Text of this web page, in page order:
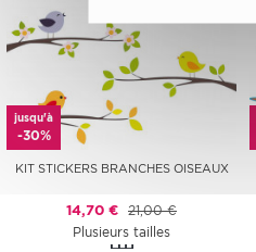
jusqu'à
-30%
KIT STICKERS BRANCHES OISEAUX
14,70 € 21,00 €
Plusieurs tailles